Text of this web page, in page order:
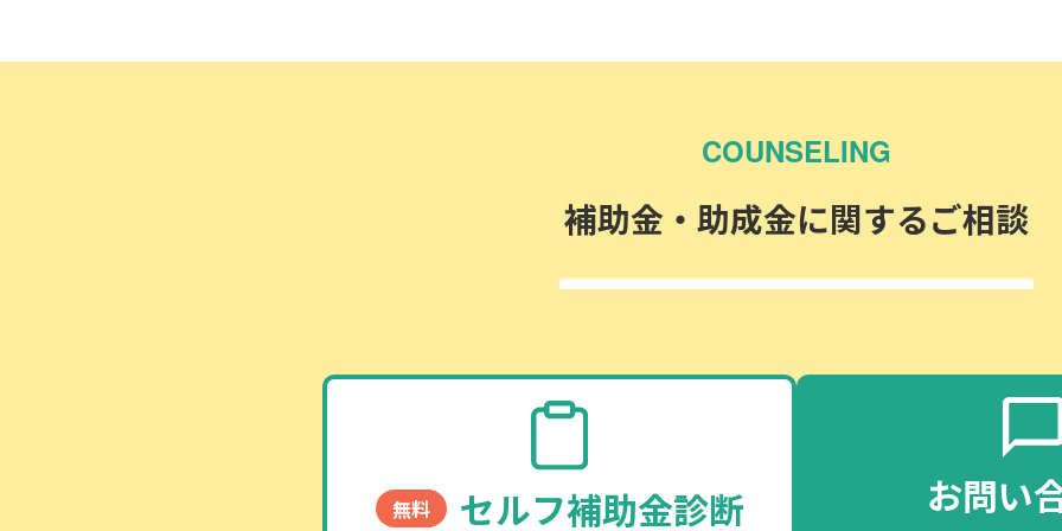
COUNSELING
補助金・助成金に関するご相談
無料 セルフ補助金診断 お問い